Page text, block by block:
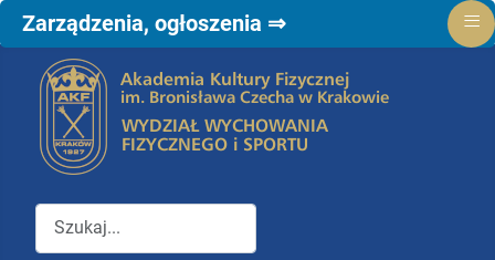
Przeszukuj witrynę Wydziału WFiS
Zarządzenia, ogłoszenia ⇒ ≡